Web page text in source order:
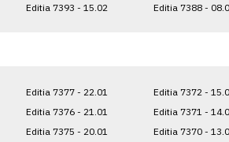
Editia 7393 - 15.02
Editia 7388 -
Editia 7377 - 22.01
Editia 7376 - 21.01
Editia 7375 - 20.01
Editia 7372 -
Editia 7371 -
Editia 7370 -